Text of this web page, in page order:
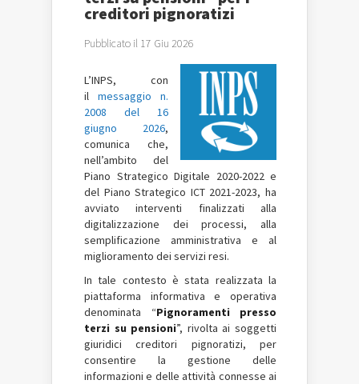
creditori pignoratizi
Pubblicato il 17 Giu 2026
L’INPS, con
il messaggio n.
2008 del 16
giugno 2026,
comunica che,
nell’ambito del
Piano Strategico Digitale 2020-2022 e
del Piano Strategico ICT 2021-2023, ha
avviato interventi finalizzati alla
digitalizzazione dei processi, alla
semplificazione amministrativa e al
miglioramento dei servizi resi.
In tale contesto è stata realizzata la
piattaforma informativa e operativa
denominata “Pignoramenti presso
terzi su pensioni”, rivolta ai soggetti
giuridici creditori pignoratizi, per
consentire la gestione delle
informazioni e delle attività connesse ai